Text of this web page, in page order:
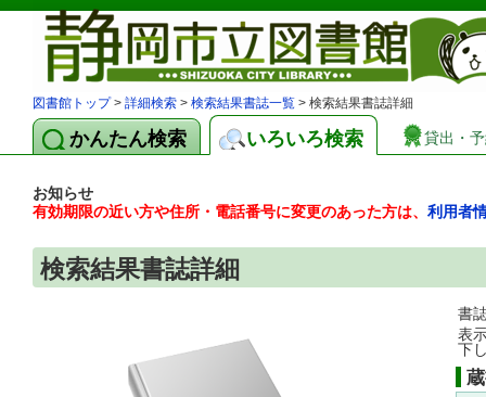
図書館トップ> 詳細検索 > 検索結果書誌一覧 > 検索結果書誌詳細
かんたん検索 いろいろ検索 貸出・
お知らせ
有効期限の近い方や住所・電話番号に変更のあった方は、 利用者
検索結果書誌詳細
書
表
下